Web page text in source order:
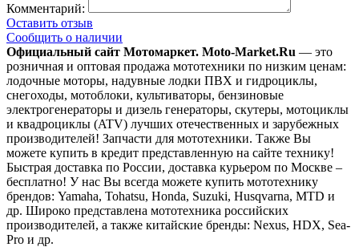
Комментарий:
Оставить отзыв
Сообщить о наличии
Официальный сайт Мотомаркет. Moto-Market.Ru — это
розничная и оптовая продажа мототехники по низким ценам:
лодочные моторы, надувные лодки ПВХ и гидроциклы,
снегоходы, мотоблоки, культиваторы, бензиновые
электрогенераторы и дизель генераторы, скутеры, мотоциклы
и квадроциклы (ATV) лучших отечественных и зарубежных
производителей! Запчасти для мототехники. Также Вы
можете купить в кредит представленную на сайте технику!
Быстрая доставка по России, доставка курьером по Москве –
бесплатно! У нас Вы всегда можете купить мототехнику
брендов: Yamaha, Tohatsu, Honda, Suzuki, Husqvarna, MTD и
др. Широко представлена мототехника российских
производителей, а также китайские бренды: Nexus, HDX, Sea-
Pro и др.